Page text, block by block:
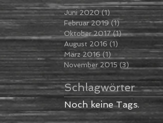
Juni 2020 (1)1 Beitrag
Februar 2019 (1)1 Beitrag
Oktober 2017 (1)1 Beitrag
August 2016 (1)
März 2016 (1)1 Beitrag
November 2015 (3) 3 Beiträge
Schlagwörter
Noch keine Tags.